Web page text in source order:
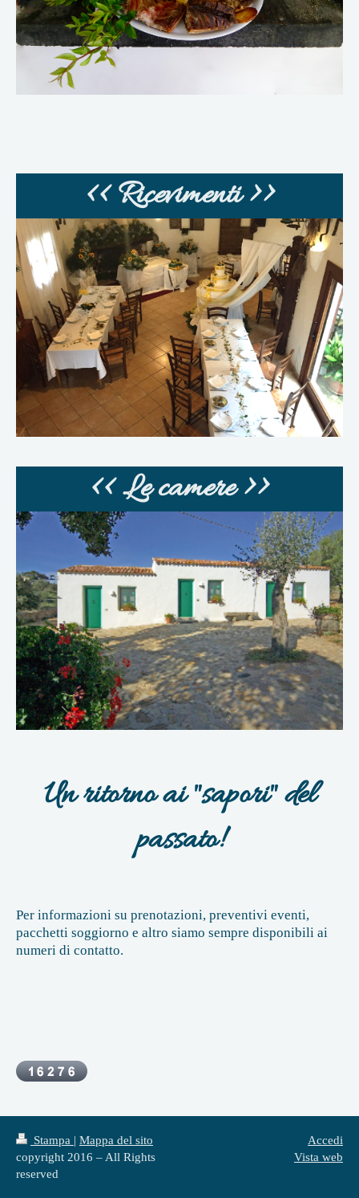
<< Ricevimenti >>
<< Le camere >>
Un ritorno ai "sapori" del
passato!
Per informazioni su prenotazioni, preventivi eventi,
pacchetti soggiorno e altro siamo sempre disponibili ai
numeri di contatto.
Stampa | Mappa del sito
copyright 2016 – All Rights
reserved
Accedi
Vista web